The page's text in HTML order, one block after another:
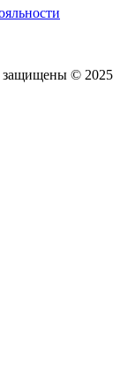
защищены © 2025